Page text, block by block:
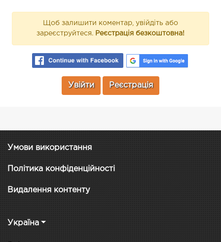
Щоб залишити коментар, увійдіть або
зареєструйтеся. Реєстрація безкоштовна!
Увійти Реєстрація
Умови використання
Політика конфіденційності
Видалення контенту
Україна